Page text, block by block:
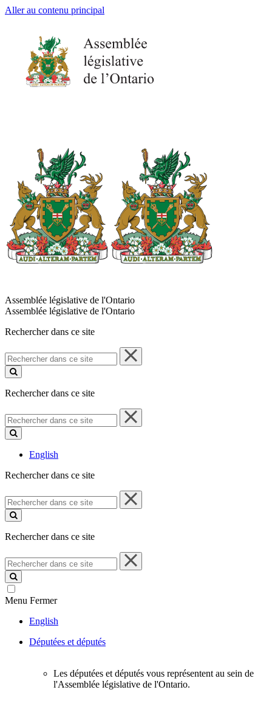
Aller au contenu principal
Assemblée législative de l'Ontario
Assemblée législative de l'Ontario
Rechercher dans ce site
Rechercher
dans
ce
Rechercher dans ce site
Rechercher
dans
ce
English
Rechercher dans ce site
Rechercher
dans
ce
Rechercher dans ce site
Rechercher
dans
ce
site
Menu Fermer
English
Députées et députés
Les députées et députés vous représentent au sein de
l'Assemblée législative de l'Ontario.